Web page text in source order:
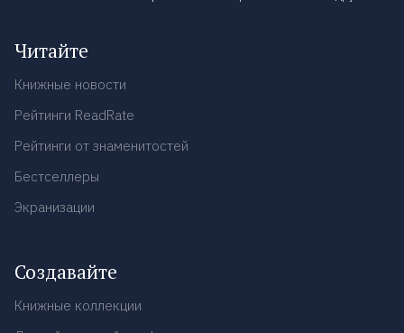
Читайте
Книжные новости
Рейтинги ReadRate
Рейтинги от знаменитостей
Бестселлеры
Экранизации
Создавайте
Книжные коллекции